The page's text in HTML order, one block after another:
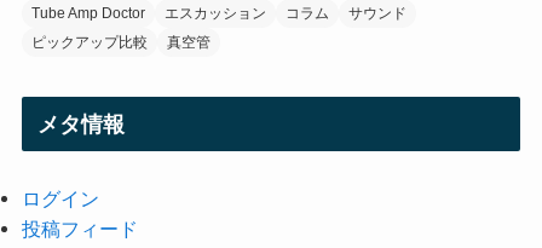
Tube Amp Doctor
エスカッション コラム
サウンド
ピックアップ比較
真空管
メタ情報
ログイン
投稿フィード